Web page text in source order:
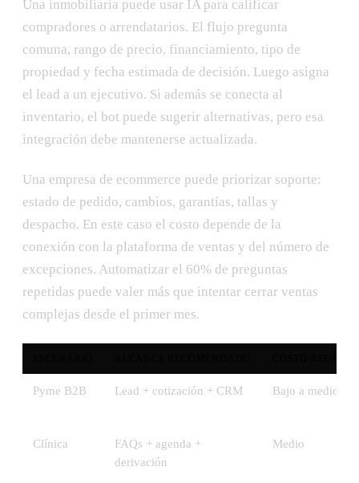
Una inmobiliaria puede usar IA para calificar
compradores o arrendatarios. El flujo pregunta
comuna, rango de precio, financiamiento, tipo de
propiedad y fecha estimada de decisión. Luego asigna
el lead a un ejecutivo. Si además se conecta al
inventario, el bot puede sugerir alternativas, pero esa
integración debe mantenerse actualizada.
Una empresa de ecommerce puede priorizar soporte:
estado de pedido, cambios, garantías, tallas y
despacho. En este caso el costo depende de la
conexión con la plataforma de ventas y del número de
excepciones. Automatizar el 60% de preguntas
repetidas puede valer más que intentar cerrar ventas
complejas desde el primer mes.
Pyme B2B Lead + cotización + CRM Bajo a medio
Clínica
FAQs + agenda +
derivación
Medio